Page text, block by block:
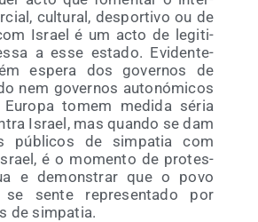
cul­tu­ral, des­por­ti­vo ou de
Israel é um acto de legi­ti­
a esse esta­do. Evi­den­te­
espe­ra dos gover­nos de
nem gover­nos auto­nó­mi­cos
tomem medi­da séria
Israel, mas quan­do se dam
públi­cos de sim­pa­tia com
é o momen­to de pro­tes­
e demons­trar que o povo
sen­te repre­sen­ta­do por
de simpatia.